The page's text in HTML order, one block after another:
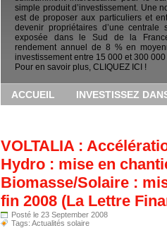
simple produit d’investissement. Une
est de proposer aux particuliers et
devenir propriétaires d’une centrale
exposée dans le Sud de la
rendement annuel de 8 % en
investissement entre 15 000 et 300 000
Pour en savoir plus, CLIQUEZ ICI !
ACCUEIL INVESTISSEZ
VOLTALIA :
Hydro : mise en
Biomasse/Solaire :
fin 2008 (La Lettre
Posté le 23 September 2008
Tags: Actualités solaire